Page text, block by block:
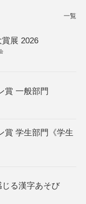
一覧
展 2026
賞 一般部門
賞 学生部門《学生
る漢字あそび